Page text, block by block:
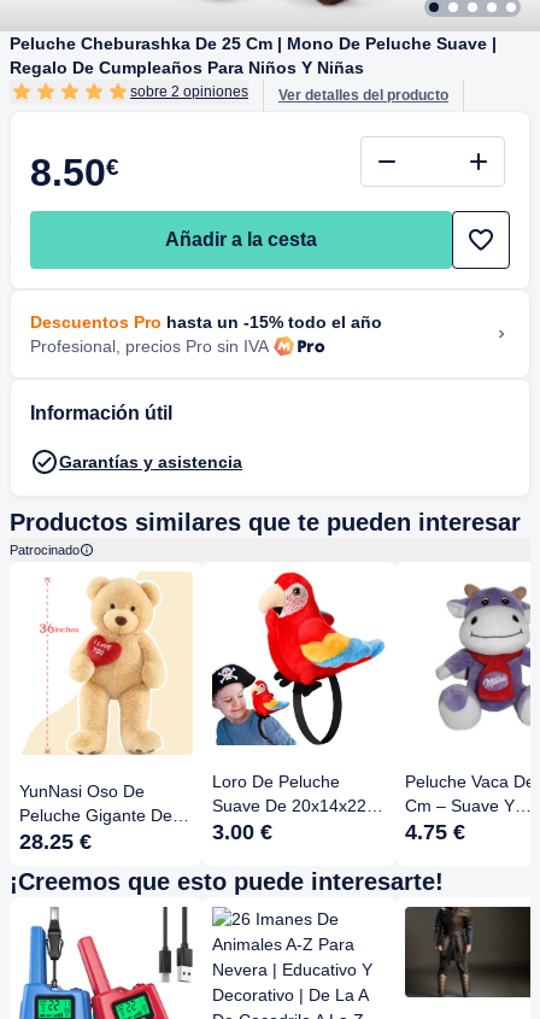
Peluche Cheburashka De 25 Cm | Mono De Peluche Suave |
Regalo De Cumpleaños Para Niños Y Niñas
sobre 2 opiniones Ver detalles del producto
8.50€
Añadir a la cesta
Descuentos Pro hasta un -15% todo el año
Profesional, precios Pro sin IVA
Información útil
Garantías y asistencia
Productos similares que te pueden interesar
Patrocinado
YunNasi Oso De
Peluche Gigante De
80 Cm – Osito Teddy
Y Cinta – Suave Y
Esponjoso, Ideal Para
Abrazar – Regalo
Perfecto Para
Cumpleaños, San
Valentín O Navidad
28.25 €
Loro De Peluche
Suave De 20x14x22
Cm – Decoración
Juego, Ligero Y
Fiestas Temáticas,
Cumpleaños Y
Cosplay, Colorido Y
Realista
3.00 €
Peluche Vaca De
Cm – Suave Y
Abrazable Con
PP, Ideal Pa’
Decoración Y
Pa’ Bebés, Niños
Adultos
4.75 €
¡Creemos que esto puede interesarte!